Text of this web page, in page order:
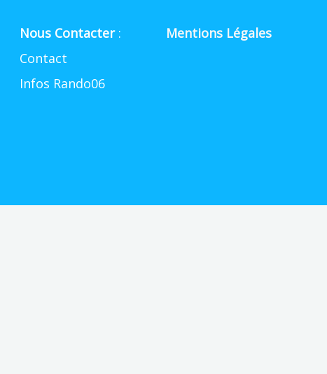
Nous Contacter:
Contact
Infos Rando06
Mentions Légales